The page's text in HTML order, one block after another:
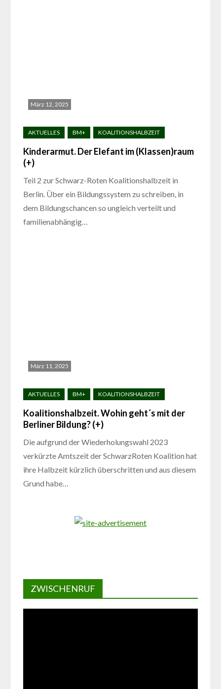
März 12, 2025
Kinderarmut. Der Elefant im (Klassen)raum
(+)
Teil 2 zur Schwarz-Roten Koalitionshalbzeit in
Berlin. Über ein Bildungssystem zu schreiben, in
dem Bildungschancen so ungleich verteilt und
familienabhängig…
März 11, 2025
Koalitionshalbzeit. Wohin geht´s mit der
Berliner Bildung? (+)
Die aufgrund der Wiederholungswahl 2023
verkürzte Amtszeit der SchwarzRoten Koalition hat
ihre Halbzeit kürzlich überschritten und aus diesem
Grund habe…
ZWISCHENRUF